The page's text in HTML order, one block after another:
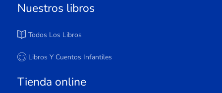
Nuestros libros
Todos Los Libros
Libros Y Cuentos Infantiles
Tienda online